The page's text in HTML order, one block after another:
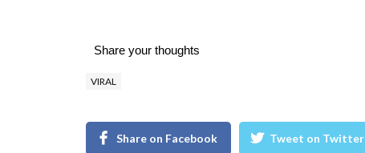
Share your thoughts
VIRAL
Share on Facebook Tweet on Twitter